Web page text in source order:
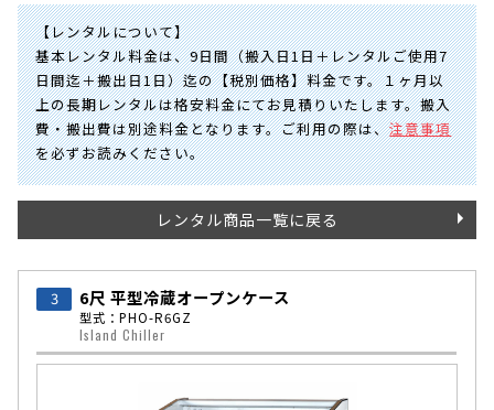
【レンタルについて】
基本レンタル料金は、9日間（搬入日1日＋レンタルご使用7
日間迄＋搬出日1日）迄の【税別価格】料金です。１ヶ月以
上の長期レンタルは格安料金にてお見積りいたします。搬入
費・搬出費は別途料金となります。ご利用の際は、注意事項
を必ずお読みください。
レンタル商品一覧に戻る
3 6尺 平型冷蔵オープンケース
型式：PHO-R6GZ
Island Chiller